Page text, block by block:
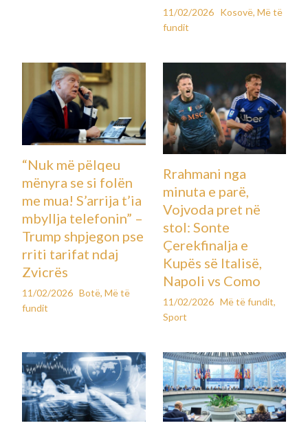
11/02/2026 Kosovë, Më të
fundit
“Nuk më pëlqeu
mënyra se si folën
me mua! S’arrija t’ia
mbyllja telefonin” –
Trump shpjegon pse
rriti tarifat ndaj
Zvicrës
11/02/2026 Botë,Më të
fundit
Rrahmani nga
minuta e parë,
Vojvoda pret në
stol: Sonte
Çerekfinalja e
Kupës së Italisë,
Napoli vs Como
11/02/2026 Më të fundit,
Sport